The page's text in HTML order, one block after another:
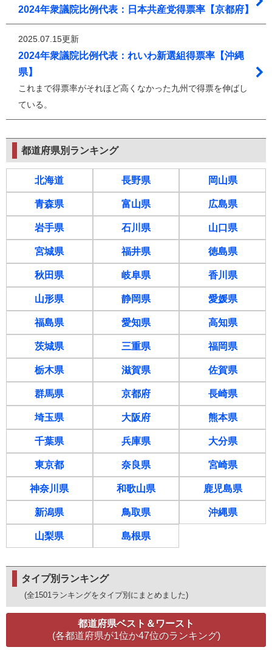
2024年衆議院比例代表：日本共産党得票率【京都府】
2025.07.15更新
2024年衆議院比例代表：れいわ新選組得票率【沖縄
県】
これまで得票率がそれほど高くなかった九州で得票を伸ばし
ている。
都道府県別ランキング
北海道
青森県
岩手県
宮城県
秋田県
山形県
福島県
茨城県
栃木県
群馬県
埼玉県
千葉県
東京都
神奈川県
新潟県
山梨県
長野県
富山県
石川県
福井県
岐阜県
静岡県
愛知県
三重県
滋賀県
京都府
大阪府
兵庫県
奈良県
和歌山県
鳥取県
島根県
岡山県
広島県
山口県
徳島県
香川県
愛媛県
高知県
福岡県
佐賀県
長崎県
熊本県
大分県
宮崎県
鹿児島県
沖縄県
タイプ別ランキング
(全1501ランキングをタイプ別にまとめました)
都道府県ベスト＆ワースト
(各都道府県が1位か47位のランキング)